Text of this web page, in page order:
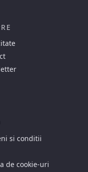
si conditii
de cookie-uri